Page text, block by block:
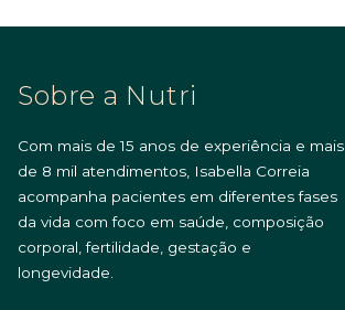
Sobre a Nutri
Com mais de 15 anos de experiência e mais
de 8 mil atendimentos, Isabella Correia
acompanha pacientes em diferentes fases
da vida com foco em saúde, composição
corporal, fertilidade, gestação e
longevidade.